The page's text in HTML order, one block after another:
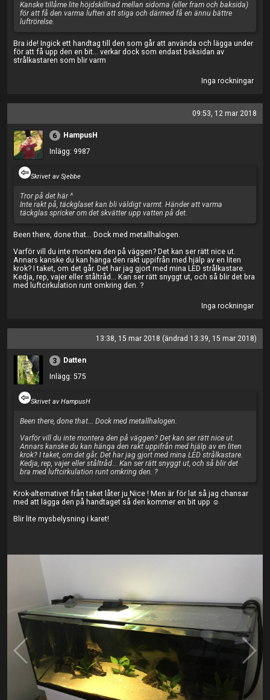
Kanske tillåme lite höjdskillnad mellan sidorna (eller fram och baksida)
för att få den varma luften att stiga och därmed få en ännu bättre
luftrörelse.
Bra ide! Ingick ett handtag till den som går att använda och lägga under
för att få upp den en bit... verkar dock som endast bsksidan av
strålkastaren som blir varm
Inga rockningar
09:53, 12 mar 2018
6
HampusH
Inlägg: 9987
Skrivet av Sjebbe
Tror på det här ^
Inte rakt på, täckglaset kan bli väldigt varmt. Händer att varma
täckglas spricker om det skvätter upp vatten på det.
Been there, done that... Dock med metallhalogen.
Varför vill du inte montera den på väggen? Det kan ser rätt nice ut.
Annars kanske du kan hänga den rakt uppifrån med hjälp av en liten
krok? I taket, om det går. Det har jag gjort med mina LED strålkastare.
Kedja, rep, vajer eller ståltråd... Kan ser rätt snyggt ut, och så blir det bra
med luftcirkulation runt omkring den. ?
Inga rockningar
13:38, 15 mar 2018 (ändrad 13:39, 15 mar 2018)
3
Datten
Inlägg: 575
Skrivet av HampusH
Been there, done that... Dock med metallhalogen.
Varför vill du inte montera den på väggen? Det kan ser rätt nice ut.
Annars kanske du kan hänga den rakt uppifrån med hjälp av en liten
krok? I taket, om det går. Det har jag gjort med mina LED strålkastare.
Kedja, rep, vajer eller ståltråd... Kan ser rätt snyggt ut, och så blir det
bra med luftcirkulation runt omkring den. ?
Krok-alternativet från taket låter ju Nice ! Men är för lat så jag chansar
med att lägga den på handtaget så den kommer en bit upp ☺️
Blir lite mysbelysning i karet!